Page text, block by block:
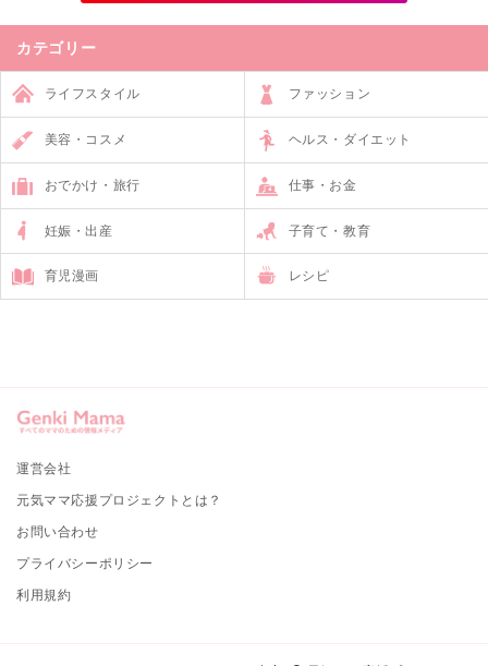
カテゴリー
ライフスタイル ファッション
美容・コスメ ヘルス・ダイエット
おでかけ・旅行 仕事・お金
妊娠・出産 子育て・教育
育児漫画 レシピ
運営会社
元気ママ応援プロジェクトとは？
お問い合わせ
プライバシーポリシー
利用規約